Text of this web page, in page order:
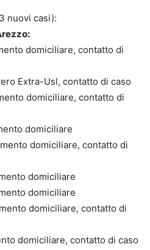
nuovi casi):
domiciliare, contatto di
Extra-Usl, contatto di caso
domiciliare, contatto di
domiciliare
domiciliare, contatto di
domiciliare
domiciliare
domiciliare, contatto di
domiciliare, contatto di caso